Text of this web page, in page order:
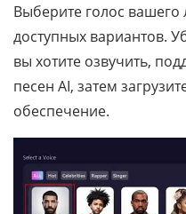
Выберите голос
доступных вариантов.
вы хотите озвучить,
песен AI, затем
обеспечение.